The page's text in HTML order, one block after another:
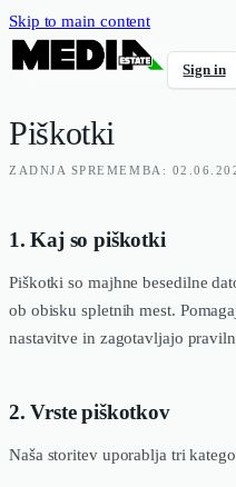
Skip to main content
Sign in
Piškotki
ZADNJA SPREMEMBA:
1. Kaj so piškotki
Piškotki so majhne besedilne
ob obisku spletnih mest.
nastavitve in zagotavljajo
2. Vrste piškotkov
Naša storitev uporablja tri